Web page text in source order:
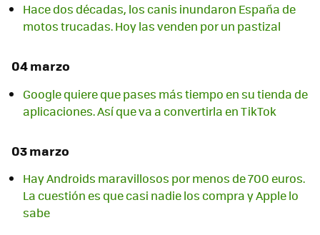
Hace dos décadas, los canis inundaron España de
motos trucadas. Hoy las venden por un pastizal
04 marzo
Google quiere que pases más tiempo en su tienda de
aplicaciones. Así que va a convertirla en TikTok
03 marzo
Hay Androids maravillosos por menos de 700 euros.
La cuestión es que casi nadie los compra y Apple lo
sabe